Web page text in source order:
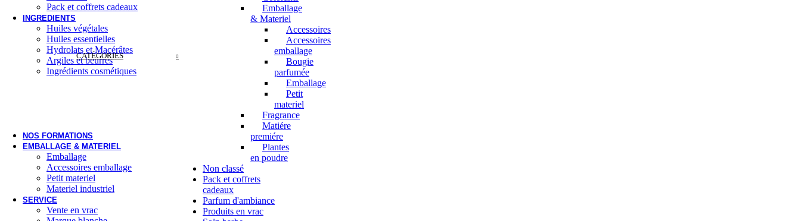
CATÉGORIES
Emballage
& Materiel
Accessoires
Accessoires
emballage
Bougie
parfumée
Emballage
Petit
materiel
Fragrance
Matiére
premiére
Plantes
en poudre
Non classé
Pack et coffrets
cadeaux
Parfum d'ambiance
Produits en vrac
Pack et coffrets cadeaux
INGREDIENTS
Huiles végétales
Huiles essentielles
Hydrolats et Macérâtes
Argiles et beurres
Ingrédients cosmétiques
NOS FORMATIONS
EMBALLAGE & MATERIEL
Emballage
Accessoires emballage
Petit materiel
Materiel industriel
SERVICE
Vente en vrac